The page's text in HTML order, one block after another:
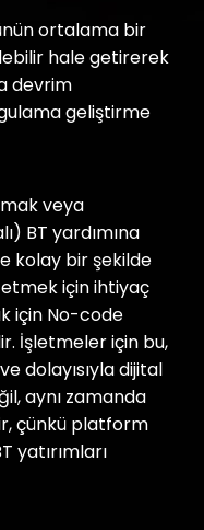
ortalama bir
hale getirerek
devrim
geliştirme
veya
BT yardımına
kolay bir şekilde
için ihtiyaç
için No-code
İşletmeler için bu,
dolayısıyla dijital
aynı zamanda
çünkü platform
yatırımları